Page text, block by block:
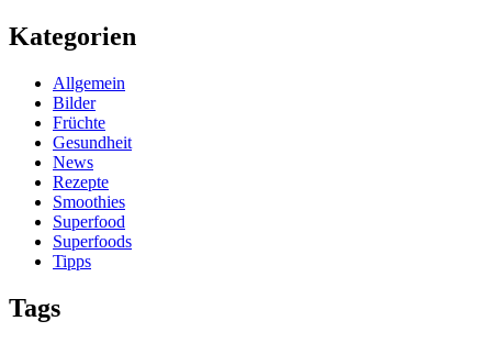
Kategorien
Allgemein
Bilder
Früchte
Gesundheit
News
Rezepte
Smoothies
Superfood
Superfoods
Tipps
Tags